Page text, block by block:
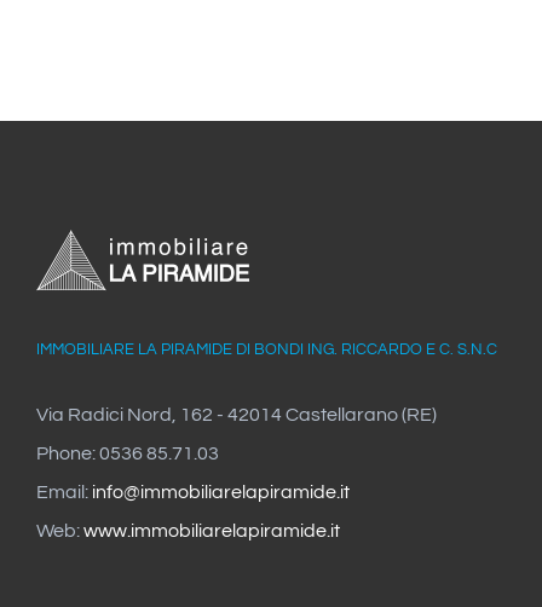
IMMOBILIARE LA PIRAMIDE DI BONDI ING. RICCARDO E C. S.N.C
Via Radici Nord, 162 - 42014 Castellarano (RE)
Phone: 0536 85.71.03
Email: info@immobiliarelapiramide.it
Web:www.immobiliarelapiramide.it